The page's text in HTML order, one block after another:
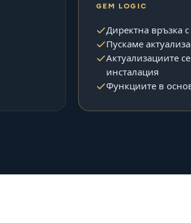
GEM LOGIC
Директна връзка
Пускаме
Актуализациите
инсталация
Функциите в